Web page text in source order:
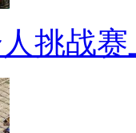
挑战赛